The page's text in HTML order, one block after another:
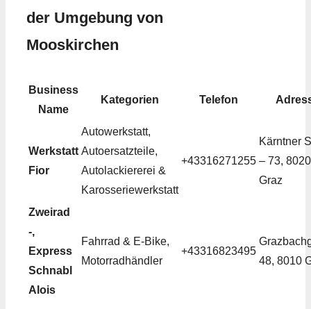
der Umgebung von
Mooskirchen
Business
Name
Kategorien Telefon
Werkstatt
Fior
Autowerkstatt,
Autoersatzteile,
Autolackiererei &
Karosseriewerkstatt
+43316271255
Kärntner
– 73, 8020
Graz
Zweirad
-,
Express
Schnabl
Alois
Fahrrad & E-Bike,
Motorradhändler
+43316823495
48, 8010